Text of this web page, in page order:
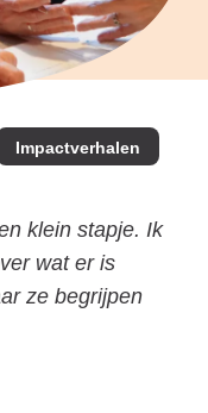
Impactverhalen
klein stapje. Ik
wat er is
ze begrijpen